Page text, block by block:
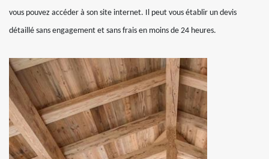
vous pouvez accéder à son site internet. Il peut vous établir un devis
détaillé sans engagement et sans frais en moins de 24 heures.